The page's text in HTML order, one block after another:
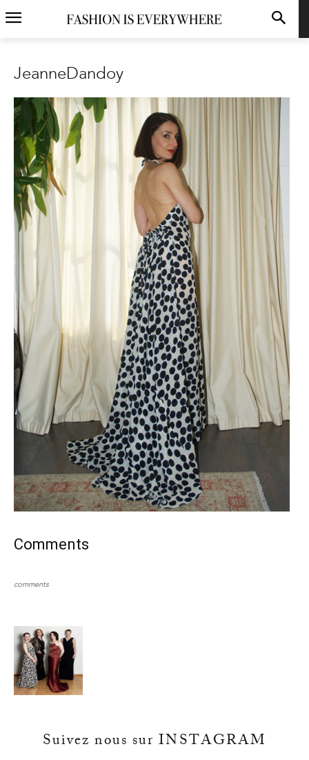
JeanneDandoy
Comments
comments
Suivez nous sur INSTAGRAM